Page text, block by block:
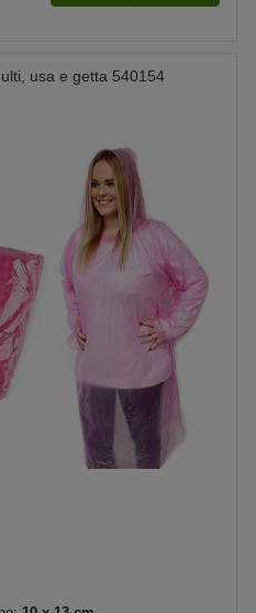
usa e getta 540154